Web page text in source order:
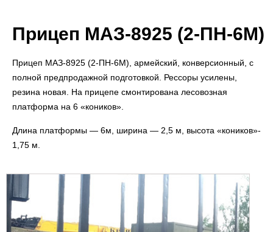
Прицеп МАЗ-8925 (2-ПН-6М)
Прицеп МАЗ-8925 (2-ПН-6М), армейский, конверсионный, с
полной предпродажной подготовкой. Рессоры усилены,
резина новая. На прицепе смонтирована лесовозная
платформа на 6 «коников».
Длина платформы — 6м, ширина — 2,5 м, высота «коников»-
1,75 м.